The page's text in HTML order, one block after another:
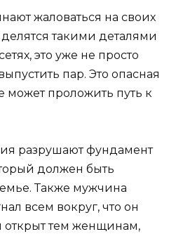
жаловаться на своих
такими деталями
это уже не просто
пар. Это опасная
может проложить путь к
разрушают фундамент
должен быть
Также мужчина
всем вокруг, что он
открыт тем женщинам,